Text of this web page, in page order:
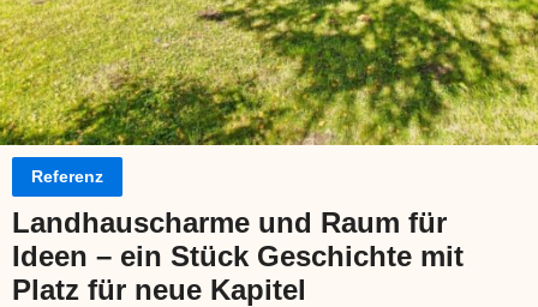
Referenz
Landhauscharme und Raum für
Ideen – ein Stück Geschichte mit
Platz für neue Kapitel